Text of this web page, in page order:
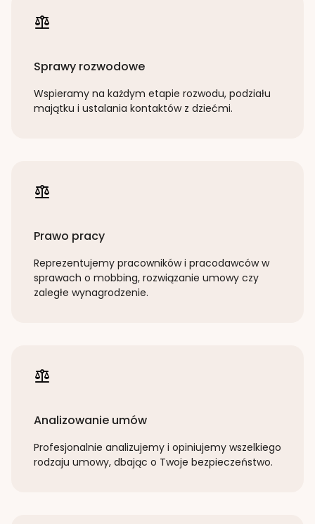
Sprawy rozwodowe
Wspieramy na każdym etapie rozwodu, podziału
majątku i ustalania kontaktów z dziećmi.
Prawo pracy
Reprezentujemy pracowników i pracodawców w
sprawach o mobbing, rozwiązanie umowy czy
zaległe wynagrodzenie.
Analizowanie umów
Profesjonalnie analizujemy i opiniujemy wszelkiego
rodzaju umowy, dbając o Twoje bezpieczeństwo.